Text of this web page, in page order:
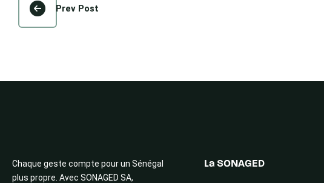
Prev Post
Chaque geste compte pour un Sénégal
plus propre. Avec SONAGED SA,
La SONAGED